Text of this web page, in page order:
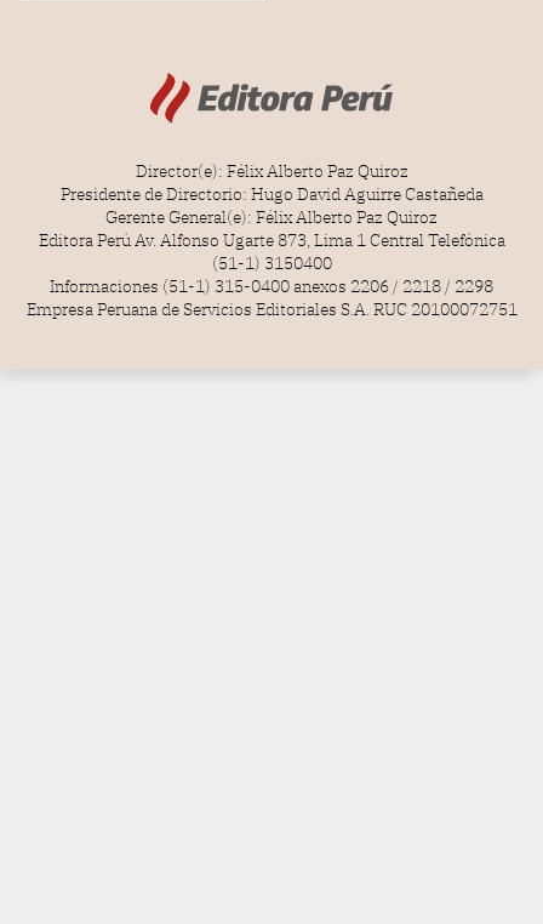
Director(e): Félix Alberto Paz Quiroz
Presidente de Directorio: Hugo David Aguirre Castañeda
Gerente General(e): Félix Alberto Paz Quiroz
Editora Perú Av. Alfonso Ugarte 873, Lima 1 Central Telefónica
(51-1) 3150400
Informaciones (51-1) 315-0400 anexos 2206 / 2218 / 2298
Empresa Peruana de Servicios Editoriales S.A. RUC 20100072751